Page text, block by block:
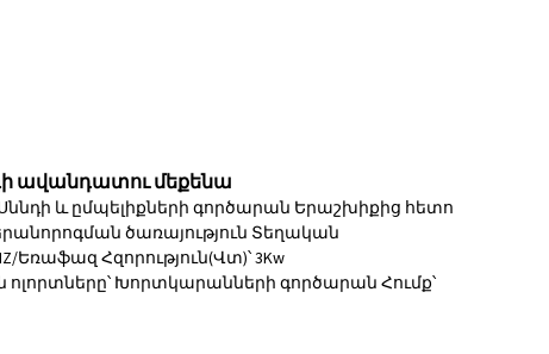
ավանդատու մեքենա
և ըմպելիքների գործարան Երաշխիքից հետո
ծառայություն Տեղական
Եռաֆազ Հզորություն(Վտ)՝ 3Kw
ոլորտները՝ Խորտկարանների գործարան Հումք՝